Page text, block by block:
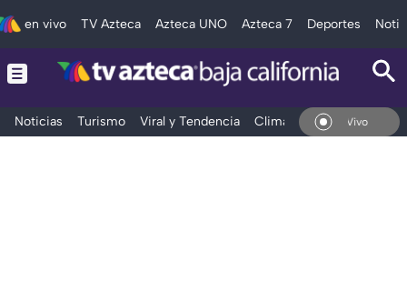
en vivo TV Azteca Azteca UNO Azteca 7 Deportes
Noticias Turismo Viral y Tendencia Clima Deportes
En Vivo